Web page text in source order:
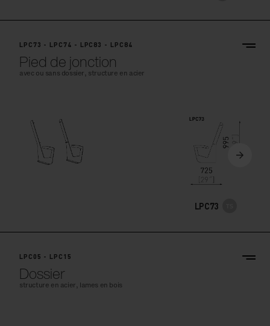
LPC73 - LPC74 - LPC83 - LPC84
Pied de jonction
avec ou sans dossier, structure en acier
LPC73
LPC05 - LPC15
Dossier
structure en acier, lames en bois